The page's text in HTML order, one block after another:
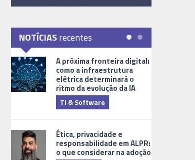
NOTÍCIASrecentes
A próxima fronteira digital:
como a infraestrutura
elétrica determinará o
ritmo da evolução da IA
TI & Software
Ética, privacidade e
responsabilidade em ALPR:
o que considerar na adoção